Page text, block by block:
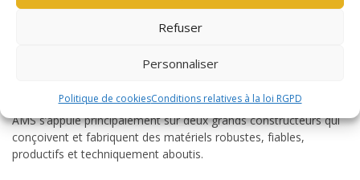
Refuser
Personnaliser
Politique de cookiesConditions relatives à la loi RGPD
Nos partenaires
AMS s’appuie principalement sur deux grands constructeurs qui
conçoivent et fabriquent des matériels robustes, fiables,
productifs et techniquement aboutis.